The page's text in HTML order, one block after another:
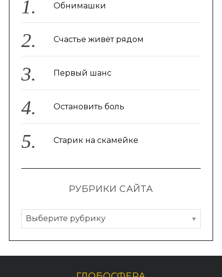
Обнимашки
Счастье живёт рядом
Первый шанс
Остановить боль
Старик на скамейке
РУБРИКИ САЙТА
Р
у
б
р
S
e
c
По авторам